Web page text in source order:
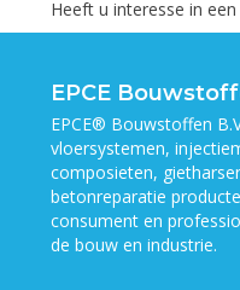
Heeft u interesse in
EPCE
EPCE® Bouwstoffen
vloersystemen,
composieten,
betonreparatie
consument en
de bouw en industrie.